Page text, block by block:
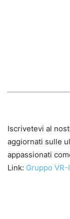
Iscrivetevi al
aggiornati sulle
appassionati
Link: Gruppo VR-